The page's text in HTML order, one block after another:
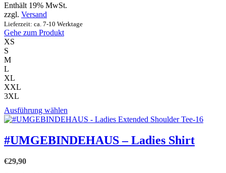
gewählt
Enthält 19% MwSt.
zzgl. Versand
Lieferzeit: ca. 7-10 Werktage
Gehe zum Produkt
XS
S
M
L
XL
XXL
3XL
Ausführung wählen
Produkt
mehrere
Varianten
#UMGEBINDEHAUS – Ladies Shirt
€29,90